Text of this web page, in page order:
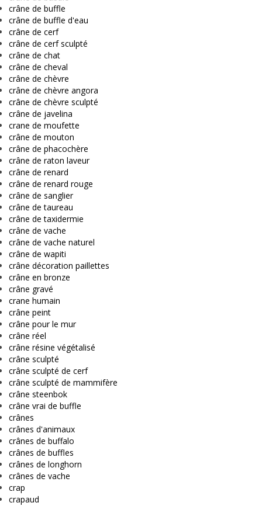
crâne de buffle
crâne de buffle d'eau
crâne de cerf
crâne de cerf sculpté
crâne de chat
crâne de cheval
crâne de chèvre
crâne de chèvre angora
crâne de chèvre sculpté
crâne de javelina
crane de moufette
crâne de mouton
crâne de phacochère
crâne de raton laveur
crâne de renard
crâne de renard rouge
crâne de sanglier
crâne de taureau
crâne de taxidermie
crâne de vache
crâne de vache naturel
crâne de wapiti
crâne décoration paillettes
crâne en bronze
crâne gravé
crane humain
crâne peint
crâne pour le mur
crâne réel
crâne résine végétalisé
crâne sculpté
crâne sculpté de cerf
crâne sculpté de mammifère
crâne steenbok
crâne vrai de buffle
crânes
crânes d'animaux
crânes de buffalo
crânes de buffles
crânes de longhorn
crânes de vache
crap
crapaud